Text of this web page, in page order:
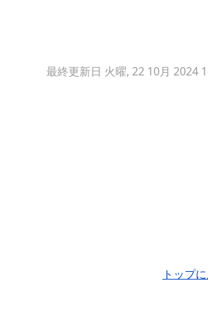
最終更新日 火曜, 22 10月 2024
トップ